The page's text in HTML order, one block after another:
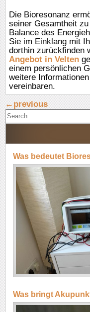
Die Bioresonanz
seiner Gesamtheit
Balance des
Sie im Einklang mit
dorthin zurückfinden
Angebot in Velten
einem persönlichen
weitere
vereinbaren.
←previous
S
e
r
Was bedeutet
Was bringt